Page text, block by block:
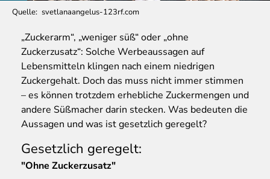
Quelle svetlanaangelus-123rf.com
„Zuckerarm“, „weniger süß“ oder „ohne
Zuckerzusatz“: Solche Werbeaussagen auf
Lebensmitteln klingen nach einem niedrigen
Zuckergehalt. Doch das muss nicht immer stimmen
– es können trotzdem erhebliche Zuckermengen und
andere Süßmacher darin stecken. Was bedeuten die
Aussagen und was ist gesetzlich geregelt?
Gesetzlich geregelt:
"Ohne Zuckerzusatz"